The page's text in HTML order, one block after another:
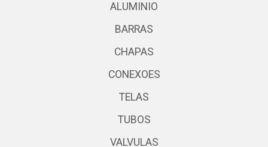
ALUMINIO
BARRAS
CHAPAS
CONEXOES
TELAS
TUBOS
VALVULAS